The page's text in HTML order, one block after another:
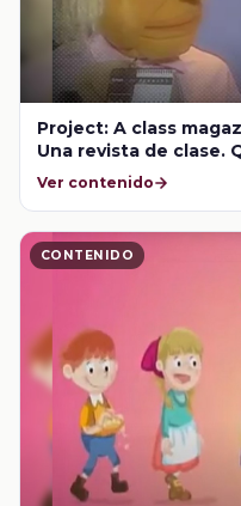
Project: A class
Una revista de clase.
Ver contenido
CONTENIDO